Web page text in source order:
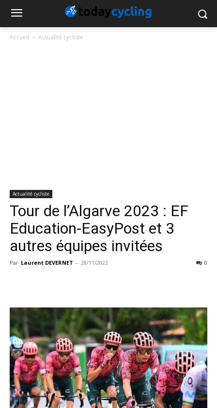
Accueil Actualité cycliste
Actualité cycliste
Tour de l’Algarve 2023 : EF
Education-EasyPost et 3
autres équipes invitées
Par Laurent DEVERNET - 28/11/2022 0